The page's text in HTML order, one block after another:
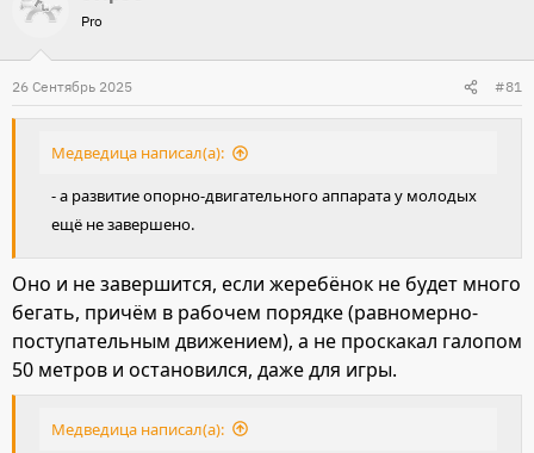
т
е
м
а
ч
а
Pro
26 Сентябрь 2025 #81
Медведица написал(а):
- а развитие опорно-двигательного аппарата у молодых
ещё не завершено.
Оно и не завершится, если жеребёнок не будет много
бегать, причём в рабочем порядке (равномерно-
поступательным движением), а не проскакал галопом
50 метров и остановился, даже для игры.
Медведица написал(а):